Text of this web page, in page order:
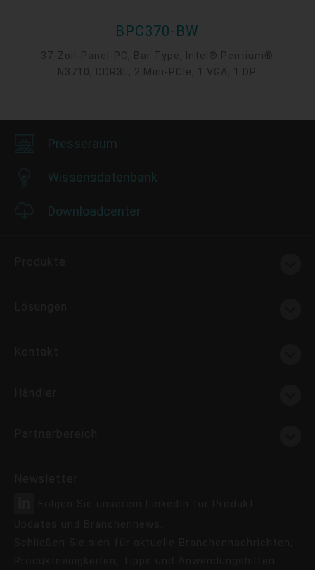
BPC370-BW
37-Zoll-Panel-PC, Bar Type, Intel® Pentium®
N3710, DDR3L, 2 Mini-PCIe, 1 VGA, 1 DP
Presseraum
Wissensdatenbank
Downloadcenter